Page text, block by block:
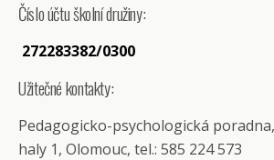
Číslo účtu školní družiny:
272283382/0300
Užitečné kontakty:
Pedagogicko-psychologická
haly 1, Olomouc, tel.: 585 224 573